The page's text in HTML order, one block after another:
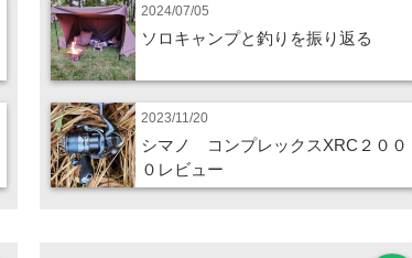
2024/07/05
ソロキャンプと釣りを振り返る
2023/11/20
シマノ コンプレックスXRC２００
０レビュー